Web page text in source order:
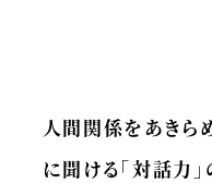
人間関係をあきら
に聞ける「対話力